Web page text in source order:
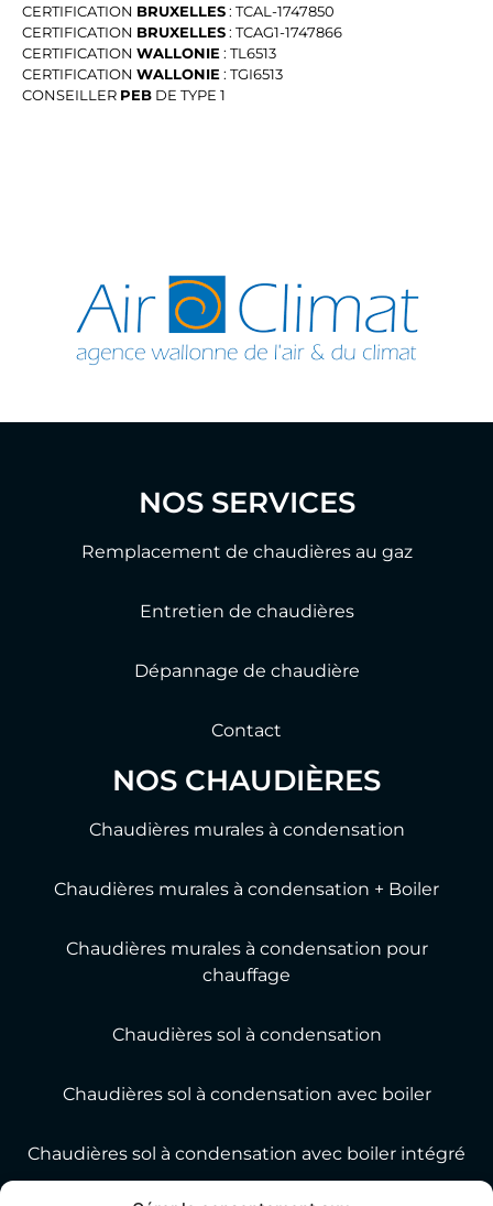
CERTIFICATION BRUXELLES: TCAL-1747850
CERTIFICATION BRUXELLES: TCAG1-1747866
CERTIFICATION WALLONIE : TL6513
CERTIFICATION WALLONIE : TGI6513
CONSEILLER PEB DE TYPE 1
NOS SERVICES
Remplacement de chaudières au gaz
Entretien de chaudières
Dépannage de chaudière
Contact
NOS CHAUDIÈRES
Chaudières murales à condensation
Chaudières murales à condensation + Boiler
Chaudières murales à condensation pour
chauffage
Chaudières sol à condensation
Chaudières sol à condensation avec boiler
Chaudières sol à condensation avec boiler intégré